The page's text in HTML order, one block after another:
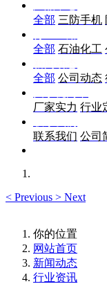
全部 三防手机
全部 石油化工
全部 公司动态
厂家实力 行业
联系我们 公司
< Previous > Next
你的位置
网站首页
新闻动态
行业资讯